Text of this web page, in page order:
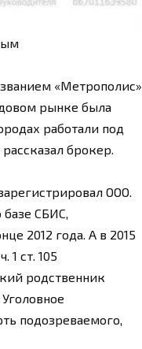
«Метрополис»
рынке была
работали под
брокер.
ООО.
СБИС,
2012 года. А в 2015
ст. 105
родственник
подозреваемого,